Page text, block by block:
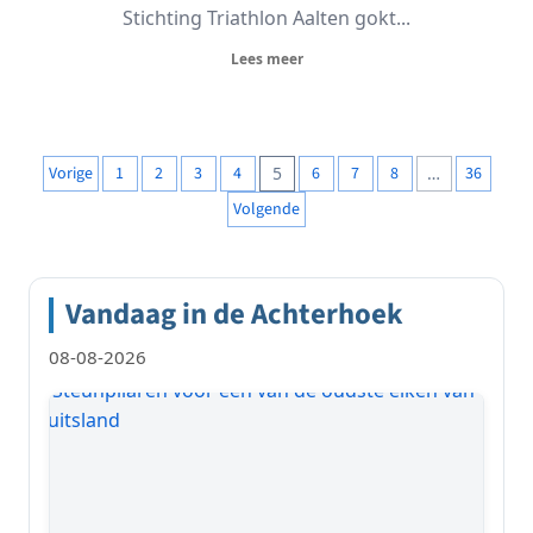
Stichting Triathlon Aalten gokt...
Lees meer
Berichten
Vorige 1 2 3 4 5 6 7 8 …
36
Volgende
Vandaag in de Achterhoek
08-08-2026